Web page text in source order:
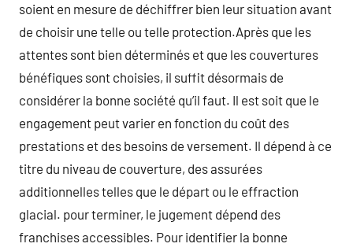
soient en mesure de déchiffrer bien leur situation avant
de choisir une telle ou telle protection.Après que les
attentes sont bien déterminés et que les couvertures
bénéfiques sont choisies, il suffit désormais de
considérer la bonne société qu’il faut. Il est soit que le
engagement peut varier en fonction du coût des
prestations et des besoins de versement. Il dépend à ce
titre du niveau de couverture, des assurées
additionnelles telles que le départ ou le effraction
glacial. pour terminer, le jugement dépend des
franchises accessibles. Pour identifier la bonne